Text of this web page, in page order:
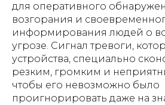
для оперативного
возгорания и
информирования людей о
угрозе. Сигнал тревоги,
устройства, специально
резким, громким и
чтобы его невозможно было
проигнорировать даже на